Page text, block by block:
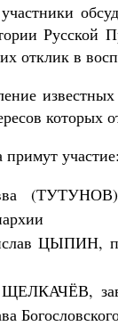
Русской
отклик в
которых
примут участие:
ЦЫПИН,
ЩЕЛКАЧЁВ,